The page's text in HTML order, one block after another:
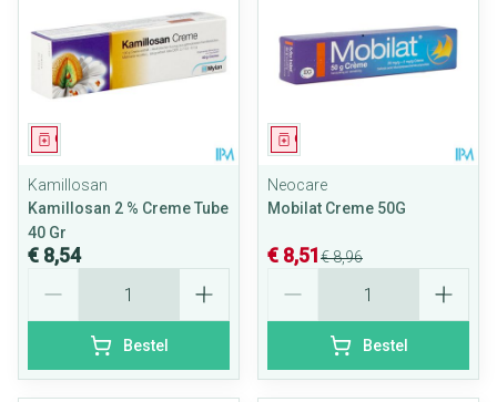
Geneesmiddel
Kamillosan
Kamillosan 2 % Creme Tube
40 Gr
€ 8,54
Bestel
Geneesmiddel
Neocare
Mobilat Creme 50G
€ 8,96
€ 8,51
Bestel